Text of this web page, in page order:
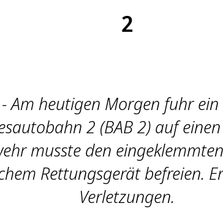
2
Am heutigen Morgen fuhr
2 (BAB 2) auf
musste den
Rettungsgerät befreien.
Verletzungen.